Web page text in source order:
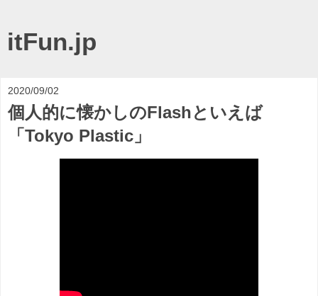
itFun.jp
2020/09/02
個人的に懐かしのFlashといえば
「Tokyo Plastic」